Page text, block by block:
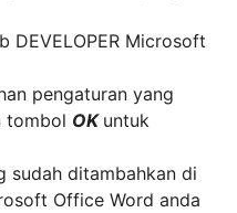
pengaturan yang
tombol OK untuk
sudah ditambahkan di
Office Word anda